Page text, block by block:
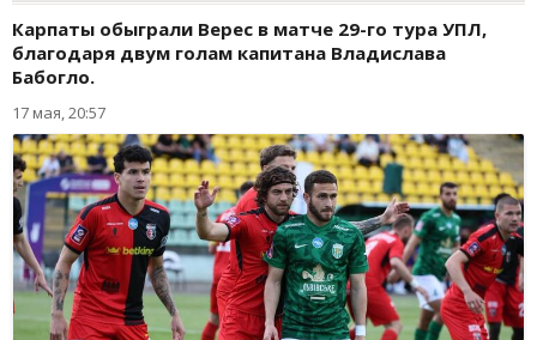
Карпаты обыграли Верес в матче 29-го тура УПЛ,
благодаря двум голам капитана Владислава
Бабогло.
17 мая, 20:57